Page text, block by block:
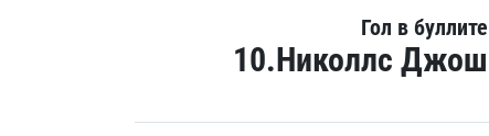
Гол в буллите
10.Николлс Джош